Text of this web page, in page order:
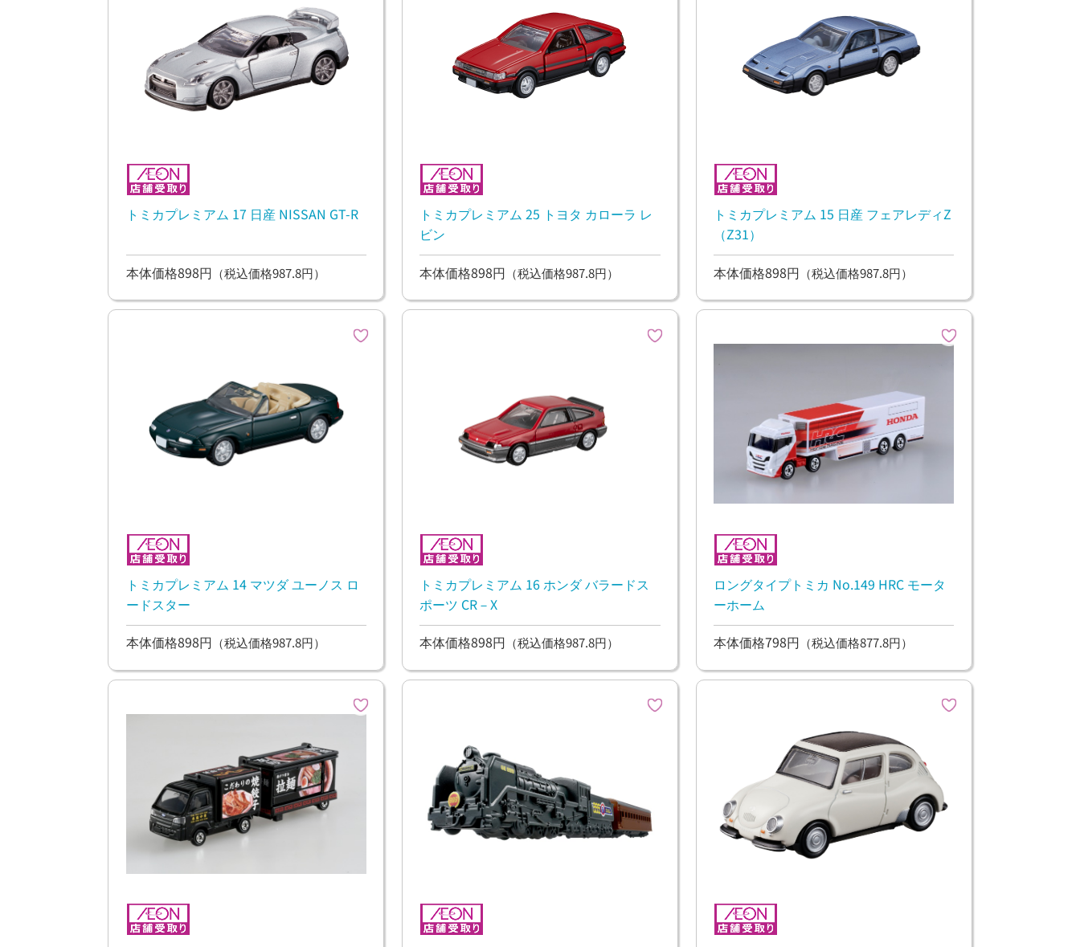
トミカプレミアム 17 日産 NISSAN GT-R
本体価格898円 （税込価格987.8円）
トミカプレミアム 25 トヨタ カローラ レ
ビン
本体価格898円 （税込価格987.8円）
トミカプレミアム 15 日産 フェアレディZ
（Z31）
本体価格898円 （税込価格987.8円）
トミカプレミアム 14 マツダ ユーノス ロ
ードスター
本体価格898円 （税込価格987.8円）
トミカプレミアム 16 ホンダ バラードス
ポーツ CR－X
本体価格898円 （税込価格987.8円）
ロングタイプトミカ No.149 HRC モータ
ーホーム
本体価格798円 （税込価格877.8円）